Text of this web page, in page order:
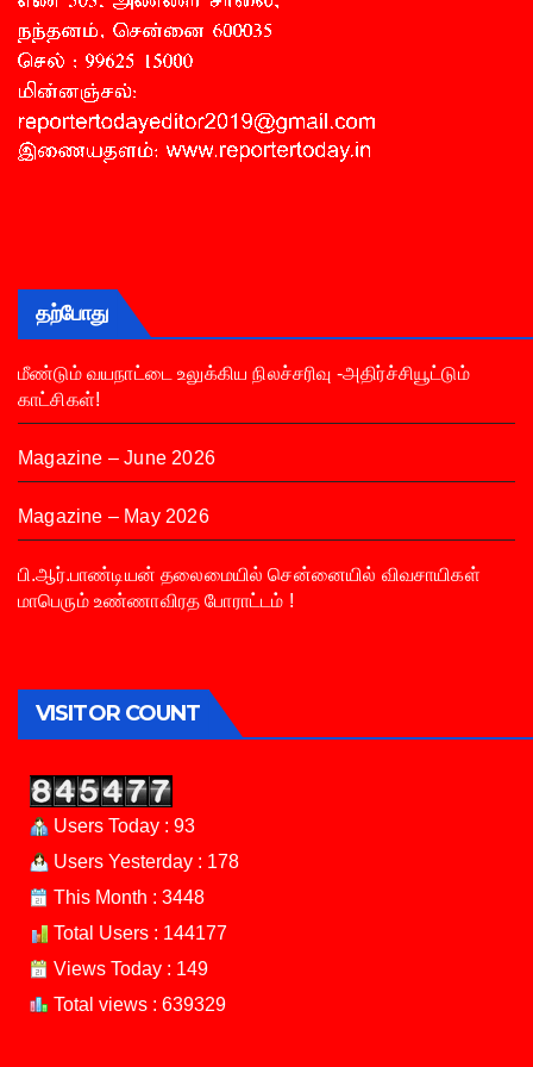
தற்போது
மீண்டும் வயநாட்டை உலுக்கிய நிலச்சரிவு -அதிர்ச்சியூட்டும்
காட்சிகள்!
Magazine – June 2026
Magazine – May 2026
பி.ஆர்.பாண்டியன் தலைமையில் சென்னையில் விவசாயிகள்
மாபெரும் உண்ணாவிரத போராட்டம் !
VISITOR COUNT
Users Today : 93
Users Yesterday : 178
This Month : 3448
Total Users : 144177
Views Today : 149
Total views : 639329